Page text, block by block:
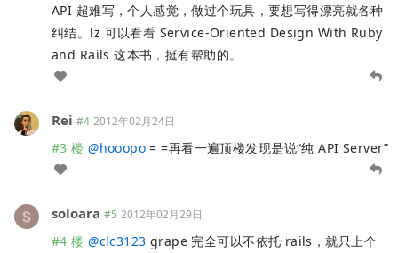
API 超难写，个人感觉，做过个玩具，要想写得漂亮就各种
纠结。lz 可以看看 Service-Oriented Design With Ruby
and Rails 这本书，挺有帮助的。
Rei #4 2012年02月24日
#3 楼 @hooopo = =再看一遍顶楼发现是说“纯 API Server”
soloara #5 2012年02月29日
#4 楼 @clc3123 grape 完全可以不依托 rails，就只上个